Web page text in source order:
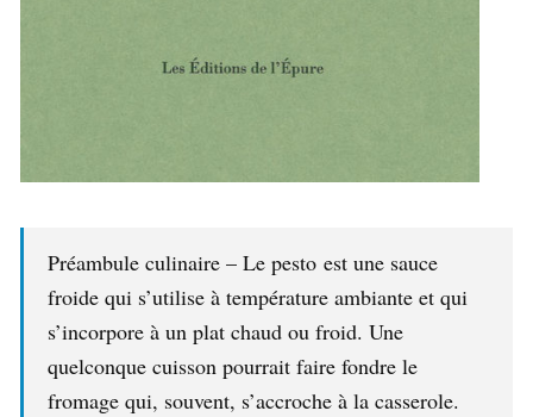
Préambule culinaire – Le pesto est une sauce
froide qui s’utilise à température ambiante et qui
s’incorpore à un plat chaud ou froid. Une
quelconque cuisson pourrait faire fondre le
fromage qui, souvent, s’accroche à la casserole.